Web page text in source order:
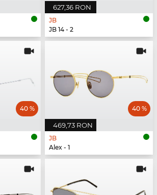
627,36 RON
JB
JB 14 - 2
40 %
469,73 RON
40 %
JB
Alex - 1